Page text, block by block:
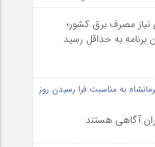
نیاز مصرف برق کشور؛
به حداقل رسید
به مناسبت فرا رسیدن روز
آگاهی هستند